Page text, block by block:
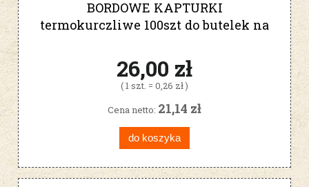
BORDOWE KAPTURKI
termokurczliwe 100szt do butelek na
26,00 zł
( 1 szt. = 0,26 zł )
Cena netto: 21,14 zł
do koszyka